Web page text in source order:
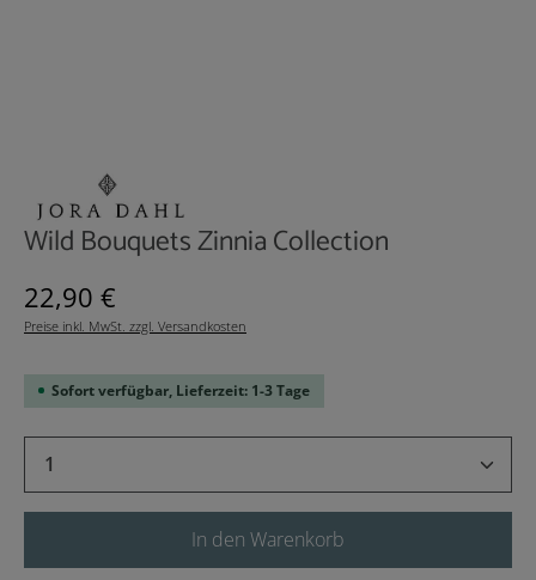
Wild Bouquets Zinnia Collection
Regulärer Preis:
22,90 €
Preise inkl. MwSt. zzgl. Versandkosten
Sofort verfügbar, Lieferzeit: 1-3 Tage
Produkt Anzahl: Gib den gewünschten
In den Warenkorb